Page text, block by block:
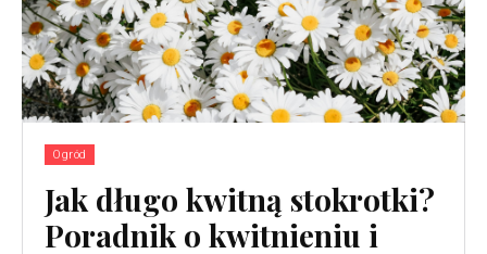
Ogród
Jak długo kwitną stokrotki?
Poradnik o kwitnieniu i